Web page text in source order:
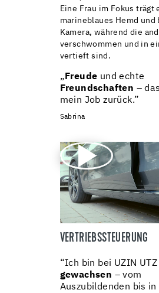
„ Freude und echte
Freundschaften –
mein Job zurück.”
Sabrina
VERTRIEBSSTEUERUNG
“Ich bin bei UZIN UTZ
gewachsen – vom
Auszubildenden bis in